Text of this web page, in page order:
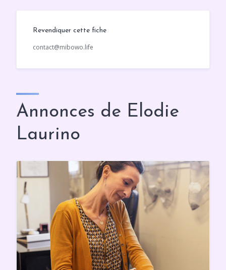
Revendiquer cette fiche
contact@mibowo.life
Annonces de Elodie
Laurino